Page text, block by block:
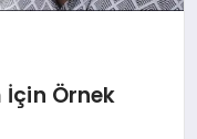
Örnek